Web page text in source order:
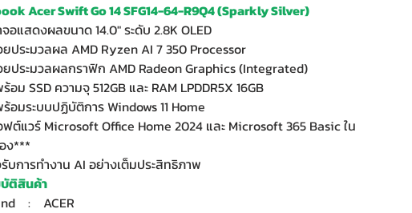
Acer Swift Go 14 SFG14-64-R9Q4 (Sparkly Silver)
อแสดงผลขนาด 14.0" ระดับ 2.8K OLED
ประมวลผล AMD Ryzen AI 7 350 Processor
ประมวลผลกราฟิก AMD Radeon Graphics (Integrated)
อม SSD ความจุ 512GB และ RAM LPDDR5X 16GB
อมระบบปฏิบัติการ Windows 11 Home
ต์แวร์ Microsoft Office Home 2024 และ Microsoft 365 Basic ใน
ง***
บการทำงาน AI อย่างเต็มประสิทธิภาพ
ติสินค้า
: ACER